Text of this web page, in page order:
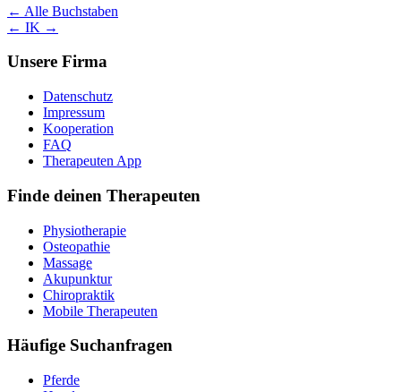
← Alle Buchstaben
← IK →
Unsere Firma
Datenschutz
Impressum
Kooperation
FAQ
Therapeuten App
Finde deinen Therapeuten
Physiotherapie
Osteopathie
Massage
Akupunktur
Chiropraktik
Mobile Therapeuten
Häufige Suchanfragen
Pferde